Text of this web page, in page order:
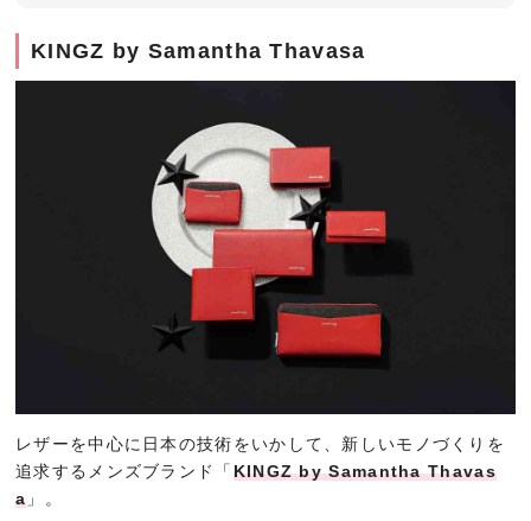
KINGZ by Samantha Thavasa
レザーを中心に日本の技術をいかして、新しいモノづくりを
追求するメンズブランド「 KINGZ by Samantha Thavas
a 」。